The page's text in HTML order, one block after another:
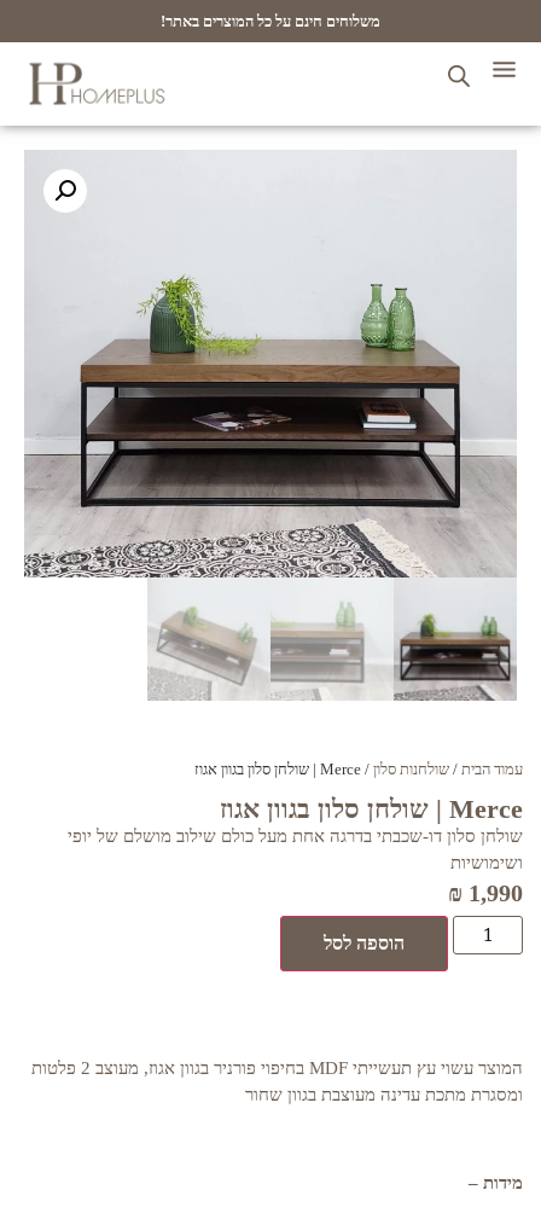
משלוחים חינם על כל המוצרים באתר!
עמוד הבית / שולחנות סלון / Merce | שולחן סלון בגוון אגוז
Merce | שולחן סלון בגוון אגוז
שולחן סלון דו-שכבתי בדרגה אחת מעל כולם שילוב מושלם של יופי
ושימושיות
₪ 1,990
הוספה לסל
המוצר עשוי עץ תעשייתי MDF בחיפוי פורניר בגוון אגוז, מעוצב 2 פלטות
ומסגרת מתכת עדינה מעוצבת בגוון שחור
מידות –